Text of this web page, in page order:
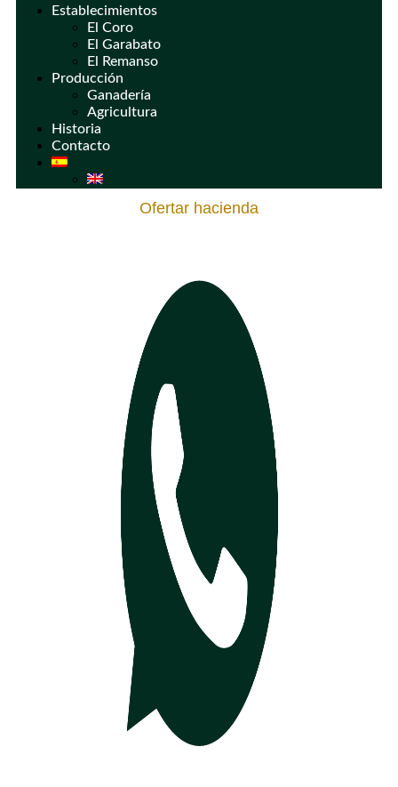
Establecimientos
El Coro
El Garabato
El Remanso
Producción
Ganadería
Agricultura
Historia
Contacto
Ofertar hacienda